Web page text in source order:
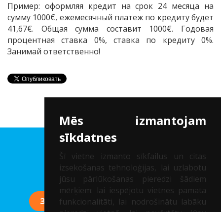
Mēs izmantojam
sīkdatnes
Šī vietne izmanto sīkfailus un citas
izsekošanas tehnoloģijas, lai uzlabotu
jūsu pārlūkošanas pieredzi šādiem
mērķiem: lai iespējotu vietnes pamata
funkcionalitāti
lai nodrošinātu labāku
Пример: оформляя кредит на срок 24 месяца на
сумму 1000€, ежемесячный платеж по кредиту будет
41,67€. Общая сумма составит 1000€. Годовая
процентная ставка 0%, ставка по кредиту 0%.
Занимай ответственно!
Клиника др. Соломатина
Рег. нр.: 40002041747
ЗАПИСАТЬСЯ НА КОНСУЛЬТАЦИЮ